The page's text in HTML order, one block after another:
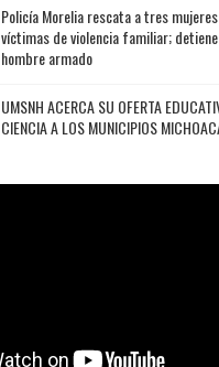
Policía Morelia rescata a tres mujeres
víctimas de violencia familiar;
hombre armado
UMSNH ACERCA SU OFERTA
CIENCIA A LOS MUNICIPIOS